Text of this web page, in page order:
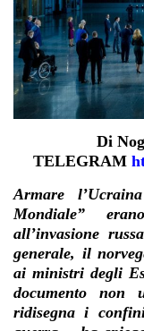
Di
TELEGRAM
Armare
Mondiale”
all’invasione
generale, il
ai ministri degli
documento non
ridisegna i